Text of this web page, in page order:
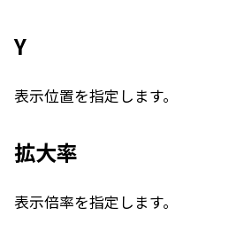
Y
表示位置を指定します。
拡大率
表示倍率を指定します。